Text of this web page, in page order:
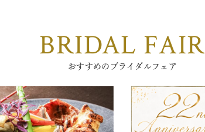
BRIDAL FAIR
おすすめのブライダルフェア